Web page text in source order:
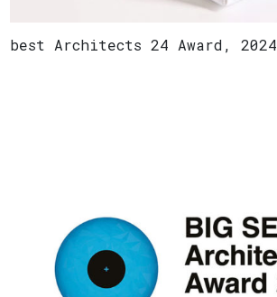
best Architects 24 Award, 2024